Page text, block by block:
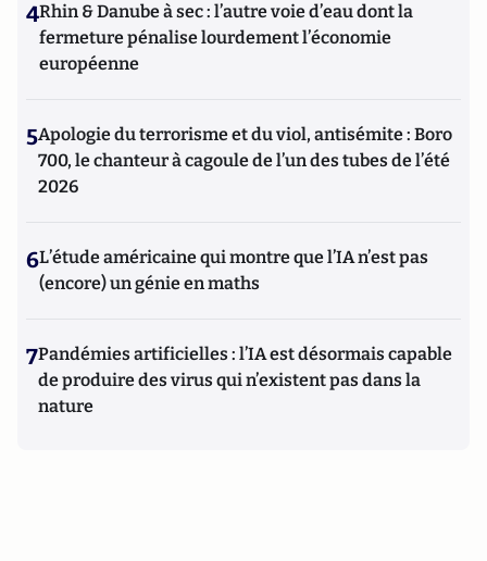
4Rhin & Danube à sec : l’autre voie d’eau dont la
fermeture pénalise lourdement l’économie
européenne
5Apologie du terrorisme et du viol, antisémite : Boro
700, le chanteur à cagoule de l’un des tubes de l’été
2026
6L’étude américaine qui montre que l’IA n’est pas
(encore) un génie en maths
7Pandémies artificielles : l’IA est désormais capable
de produire des virus qui n’existent pas dans la
nature